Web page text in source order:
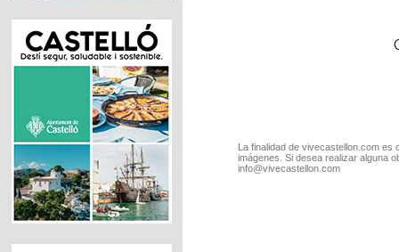
La finalidad de vivecastellon.com
imágenes. Si desea realizar alguna
info@vivecastellon.com